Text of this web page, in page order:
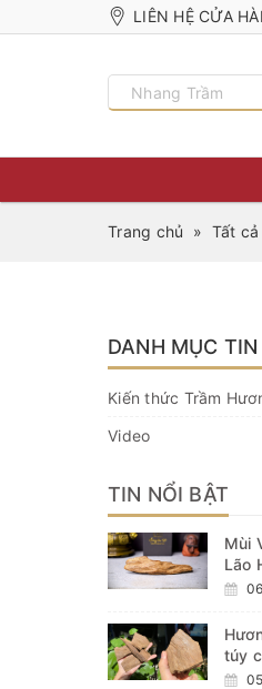
LIÊN HỆ CỬA
Trang chủ » Tất
DANH MỤC
Kiến thức Trầm
Video
TIN NỔI BẬT
Mùi
Lão
túy